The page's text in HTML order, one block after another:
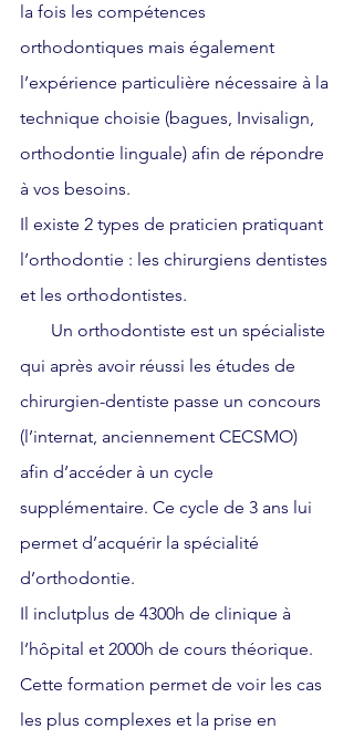
la fois les compétences
orthodontiques mais également
l’expérience particulière nécessaire à la
technique choisie (bagues, Invisalign,
orthodontie linguale) afin de répondre
à vos besoins.
Il existe 2 types de praticien pratiquant
l’orthodontie : les chirurgiens dentistes
et les orthodontistes.
qui après avoir réussi les études de
chirurgien-dentiste passe un concours
(l’internat, anciennement CECSMO)
afin d’accéder à un cycle
supplémentaire. Ce cycle de 3 ans lui
permet d’acquérir la spécialité
d’orthodontie.
Il inclutplus de 4300h de clinique à
l’hôpital et 2000h de cours théorique.
Cette formation permet de voir les cas
les plus complexes et la prise en